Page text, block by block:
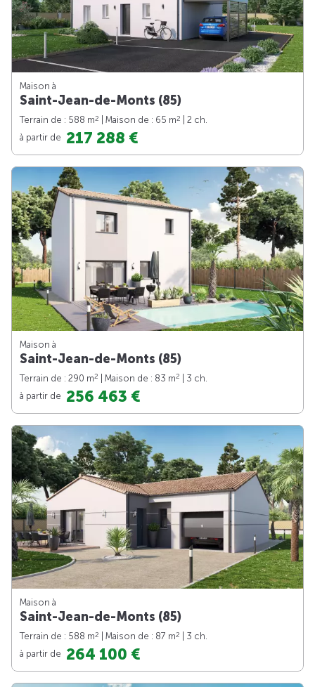
Maison à
Saint-Jean-de-Monts (85)
Terrain de : 588 m2 | Maison de : 65 m2
| 2 ch.
à partir de 217 288 €
Maison à
Saint-Jean-de-Monts (85)
Terrain de : 290 m2 | Maison de : 83 m2
| 3 ch.
à partir de 256 463 €
Maison à
Saint-Jean-de-Monts (85)
Terrain de : 588 m2 | Maison de : 87 m2
| 3 ch.
à partir de 264 100 €